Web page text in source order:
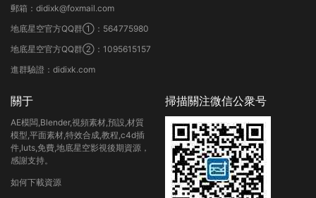
郵箱：didixk@foxmail.com
地底星空官方QQ群①：564775980
地底星空官方QQ群②：1095615157
進群驗證：didixk.com
關于
AE模闆,Blender,視頻素材,預設,材質
模型,平面素材,特效合成,教程,c4d插
件,luts,免費,地底星空影視後期資源，
感謝支持。
如何下載資源
掃描關注微信公衆号